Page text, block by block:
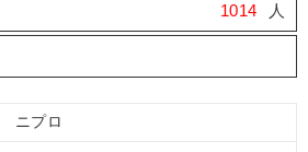
1014 人
ニプロ